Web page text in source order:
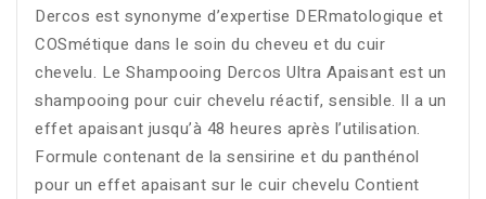
Dercos est synonyme d’expertise DERmatologique et
COSmétique dans le soin du cheveu et du cuir
chevelu. Le Shampooing Dercos Ultra Apaisant est un
shampooing pour cuir chevelu réactif, sensible. Il a un
effet apaisant jusqu’à 48 heures après l’utilisation.
Formule contenant de la sensirine et du panthénol
pour un effet apaisant sur le cuir chevelu Contient